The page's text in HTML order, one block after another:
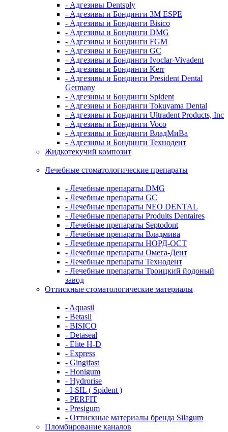
- Адгезивы Dentsply
- Адгезивы и Бондинги 3M ESPE
- Адгезивы и Бондинги Bisico
- Адгезивы и Бондинги DMG
- Адгезивы и Бондинги FGM
- Адгезивы и Бондинги GC
- Адгезивы и Бондинги Ivoclar-Vivadent
- Адгезивы и Бондинги Kerr
- Адгезивы и Бондинги President Dental
Germany
- Адгезивы и Бондинги Spident
- Адгезивы и Бондинги Tokuyama Dental
- Адгезивы и Бондинги Ultradent Products, Inc
- Адгезивы и Бондинги Voco
- Адгезивы и Бондинги ВладМиВа
- Адгезивы и Бондинги Технодент
Жидкотекучий композит
Лечебные стоматологические препараты
- Лечебные препараты DMG
- Лечебные препараты GC
- Лечебные препараты NEO DENTAL
- Лечебные препараты Produits Dentaires
- Лечебные препараты Septodont
- Лечебные препараты Владмива
- Лечебные препараты НОРД-ОСТ
- Лечебные препараты Омега-Дент
- Лечебные препараты Технодент
- Лечебные препараты Троицкий йодоный
завод
Оттискные стоматологические материалы
- Aquasil
- Betasil
- BISICO
- Detaseal
- Elite H-D
- Express
- Gingifast
- Honigum
- Hydrorise
- I-SIL ( Spident )
- PERFIT
- Presigum
- Оттискные материалы бренда Silagum
Пломбирование каналов